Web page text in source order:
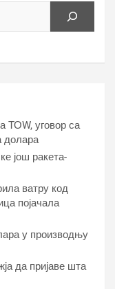
ТОW, уговор са
долара
још ракета-
ватру код
појачала
у производњу
да пријаве шта